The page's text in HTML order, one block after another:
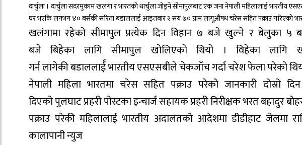
दार्चुला । दार्चुला सदरमुकाम खलंगा र भारतको धार्चुला जोड्नेसीमापुलबाटएक जना नेपाली महिलालाई भारतीय
घरभएकिलगभग ४०बर्सकीसरिता बडाललाईआइतबार२ सय ७० ग्रामलागूऔषधचरेससहित पक्राउ गरिएको
खलंगामा रहेको सीमापुलप्रत्येक दिनविहान ७ बजे खुल्ने र बेलुका ५
बजेबिहेका लागिसीमापुल खोलिएको थियो ।विहेका लागि
गर्नलागेकीबडाललार्ईभारतीय एसएसबीले चेकजाँच गर्दाचरेशफेला परेको
नेपाली महिला भारतमा चरेससहित पक्राउ परेको जानकारी दोस्रो
दिएकोपुलघाटप्रहरीपोस्टकाइन्चार्ज सहायक प्रहरी निरीक्षक भरत बहादुर
पक्राउपरेकी महिलालाई भारतीय अदालतको आदेशमा डीडीहाटजेलमा
कालापानी न्युज